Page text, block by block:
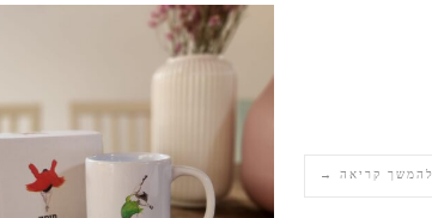
להמשך קריאה →